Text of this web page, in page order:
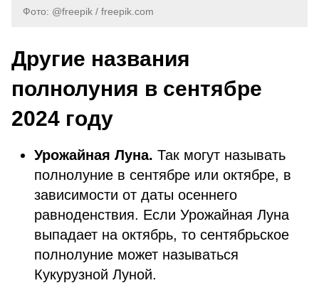
Фото: @freepik / freepik.com
Другие названия
полнолуния в сентябре
2024 году
Урожайная Луна. Так могут называть
полнолуние в сентябре или октябре, в
зависимости от даты осеннего
равноденствия. Если Урожайная Луна
выпадает на октябрь, то сентябрьское
полнолуние может называться
Кукурузной Луной.